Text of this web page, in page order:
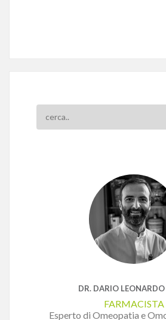
DR. DARIO
FARMACISTA
Esperto di Omeopatia e